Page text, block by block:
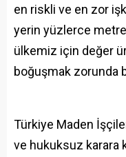
en riskli ve en zor
yerin yüzlerce
ülkemiz için değer
boğuşmak zorunda
Türkiye Maden
ve hukuksuz karara